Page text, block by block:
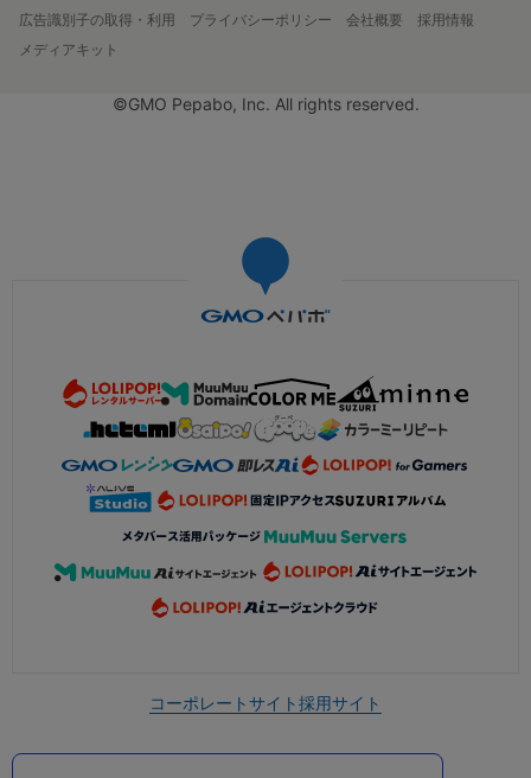
広告識別子の取得・利用
プライバシーポリシー 会社概要
採用情報
メディアキット
©GMO Pepabo, Inc. All rights reserved.
コーポレートサイト採用サイト